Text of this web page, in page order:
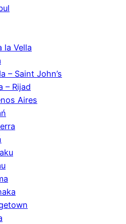
la Vella
– Saint John’s
– Rijad
Aires